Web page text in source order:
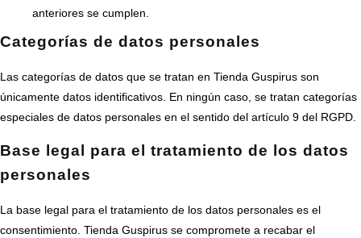
anteriores se cumplen.
Categorías de datos personales
Las categorías de datos que se tratan en Tienda Guspirus son
únicamente datos identificativos. En ningún caso, se tratan categorías
especiales de datos personales en el sentido del artículo 9 del RGPD.
Base legal para el tratamiento de los datos
personales
La base legal para el tratamiento de los datos personales es el
consentimiento. Tienda Guspirus se compromete a recabar el